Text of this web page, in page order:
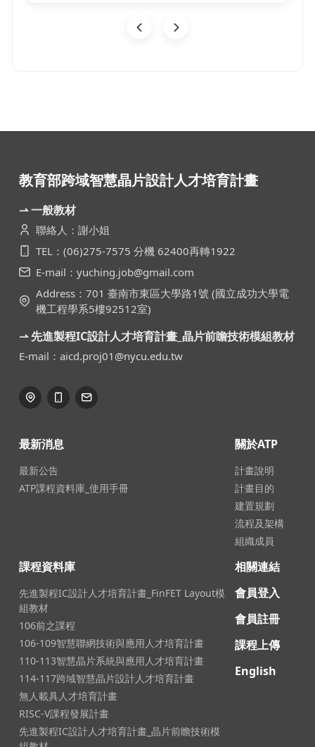
教育部跨域智慧晶片設計人才培育計畫
⇀ 一般教材
聯絡人：謝小姐
TEL：(06)275-7575 分機 62400再轉1922
E-mail：yuching.job@gmail.com
Address：701 臺南市東區大學路1號 (國立成功大學電
機工程學系5樓92512室)
⇀ 先進製程IC設計人才培育計畫_晶片前瞻技術模組教材
E-mail：aicd.proj01@nycu.edu.tw
最新消息
最新公告
ATP課程資料庫_使用手冊
關於ATP
計畫說明
計畫目的
建置規劃
流程及架構
組織成員
課程資料庫
先進製程IC設計人才培育計畫_FinFET Layout模
組教材
106前之課程
106-109智慧聯網技術與應用人才培育計畫
110-113智慧晶片系統與應用人才培育計畫
114-117跨域智慧晶片設計人才培育計畫
無人載具人才培育計畫
RISC-V課程發展計畫
先進製程IC設計人才培育計畫_晶片前瞻技術模
相關連結
會員登入
會員註冊
課程上傳
English